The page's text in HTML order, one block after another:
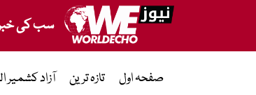
سب کی
صفحہ اول تازہ ترین آزاد کشمیر